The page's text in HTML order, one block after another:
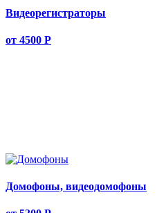
Видеорегистраторы
от 4500 Р
Домофоны, видеодомофоны